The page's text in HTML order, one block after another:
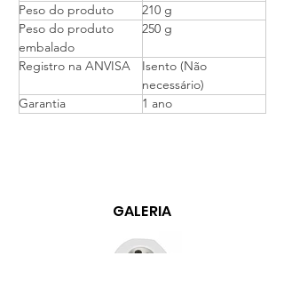
Peso do produto
210 g
Peso do produto
embalado
250 g
Registro na ANVISA
Isento (Não
necessário)
Garantia
1 ano
GALERIA